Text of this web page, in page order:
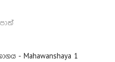
- Mahawanshaya 1